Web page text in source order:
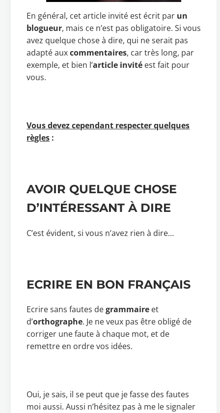
En général, cet article invité est écrit par un
blogueur, mais ce n’est pas obligatoire. Si vous
avez quelque chose à dire, qui ne serait pas
adapté auxcommentaires, car très long, par
exemple, et bien l’article invité est fait pour
vous.
Vous devez cependant respecter quelques
règles :
AVOIR QUELQUE CHOSE
D’INTÉRESSANT À DIRE
C’est évident, si vous n’avez rien à dire…
ECRIRE EN BON FRANÇAIS
Ecrire sans fautes degrammaire et
d’orthographe. Je ne veux pas être obligé de
corriger une faute à chaque mot, et de
remettre en ordre vos idées.
Oui, je sais, il se peut que je fasse des fautes
moi aussi. Aussi n’hésitez pas à me le signaler